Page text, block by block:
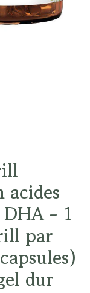
DHA - 1
par
dur